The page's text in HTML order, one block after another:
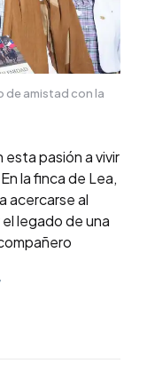
de amistad con la
pasión a vivir
la finca de Lea,
acercarse al
legado de una